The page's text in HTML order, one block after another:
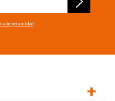
de privacidad
+